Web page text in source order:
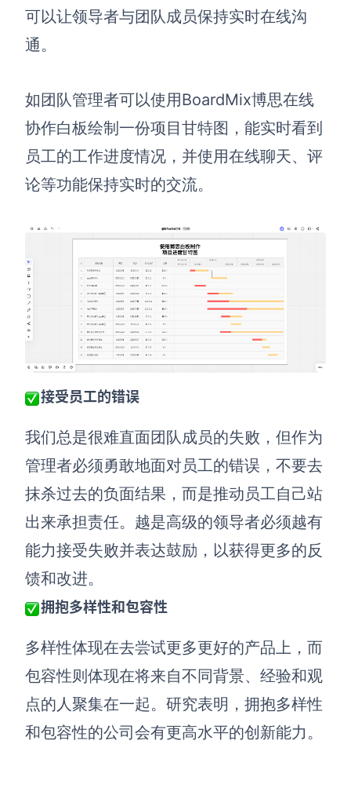
UML图
查看所有场景
创意与绘图
AI生成思维导图
AI生成流程图
AI生成甘特图
AI生成组织结构图
AI生成PEST分析
数据分析与策略
AI生成用户画像
AI生成Smart分析
AI生成波士顿矩阵
智能创作
AI生成PPT
AI生成图片
AI写作
可以让领导者与团队成员保持实时在线沟
通。
如团队管理者可以使用BoardMix博思在线
协作白板绘制一份项目甘特图，能实时看到
员工的工作进度情况，并使用在线聊天、评
论等功能保持实时的交流。
接受员工的错误
我们总是很难直面团队成员的失败，但作为
管理者必须勇敢地面对员工的错误，不要去
抹杀过去的负面结果，而是推动员工自己站
出来承担责任。越是高级的领导者必须越有
能力接受失败并表达鼓励，以获得更多的反
馈和改进。
拥抱多样性和包容性
多样性体现在去尝试更多更好的产品上，而
包容性则体现在将来自不同背景、经验和观
点的人聚集在一起。研究表明，拥抱多样性
和包容性的公司会有更高水平的创新能力。